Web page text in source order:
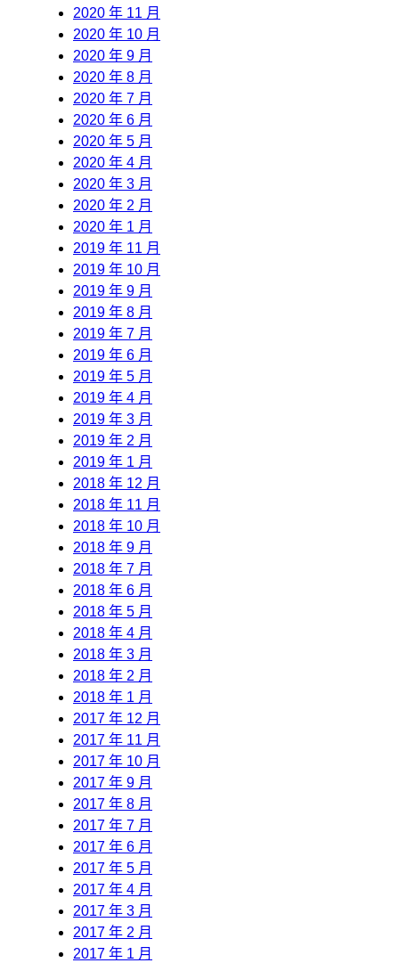
2020 年 11 月
2020 年 10 月
2020 年 9 月
2020 年 8 月
2020 年 7 月
2020 年 6 月
2020 年 5 月
2020 年 4 月
2020 年 3 月
2020 年 2 月
2020 年 1 月
2019 年 11 月
2019 年 10 月
2019 年 9 月
2019 年 8 月
2019 年 7 月
2019 年 6 月
2019 年 5 月
2019 年 4 月
2019 年 3 月
2019 年 2 月
2019 年 1 月
2018 年 12 月
2018 年 11 月
2018 年 10 月
2018 年 9 月
2018 年 7 月
2018 年 6 月
2018 年 5 月
2018 年 4 月
2018 年 3 月
2018 年 2 月
2018 年 1 月
2017 年 12 月
2017 年 11 月
2017 年 10 月
2017 年 9 月
2017 年 8 月
2017 年 7 月
2017 年 6 月
2017 年 5 月
2017 年 4 月
2017 年 3 月
2017 年 2 月
2017 年 1 月